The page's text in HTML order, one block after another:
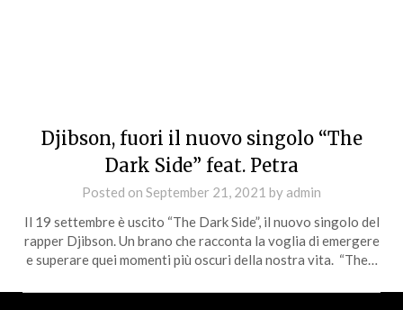
Djibson, fuori il nuovo singolo “The
Dark Side” feat. Petra
Posted on September 21, 2021 by admin
Il 19 settembre è uscito “The Dark Side”, il nuovo singolo del
rapper Djibson. Un brano che racconta la voglia di emergere
e superare quei momenti più oscuri della nostra vita. “The…